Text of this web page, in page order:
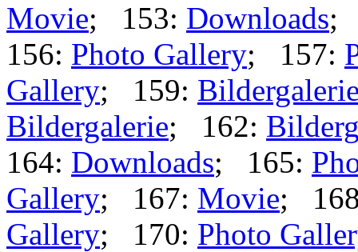
Movie; 153: Downloads;
156: Photo Gallery; 157:
Gallery; 159:
Bildergalerie; 162:
164: Downloads; 165:
Gallery; 167: Movie;
Gallery; 170: Photo